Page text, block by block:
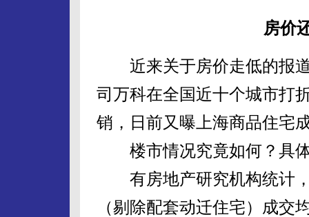
房价
近来关于房价走低的报道
司万科在全国近十个城市打
销，日前又曝上海商品住宅
楼市情况究竟如何？具体
有房地产研究机构统计，
（剔除配套动迁住宅）成交